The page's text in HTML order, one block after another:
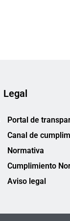
Legal
Portal de
Canal de
Normativa
Cumplimiento
Aviso legal